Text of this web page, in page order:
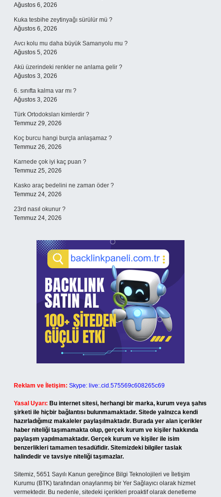
Ağustos 6, 2026
Kuka tesbihe zeytinyağı sürülür mü ?
Ağustos 6, 2026
Avcı kolu mu daha büyük Samanyolu mu ?
Ağustos 5, 2026
Akü üzerindeki renkler ne anlama gelir ?
Ağustos 3, 2026
6. sınıfta kalma var mı ?
Ağustos 3, 2026
Türk Ortodoksları kimlerdir ?
Temmuz 29, 2026
Koç burcu hangi burçla anlaşamaz ?
Temmuz 26, 2026
Karnede çok iyi kaç puan ?
Temmuz 25, 2026
Kasko araç bedelini ne zaman öder ?
Temmuz 24, 2026
23rd nasıl okunur ?
Temmuz 24, 2026
Reklam ve İletişim: Skype: live:.cid.575569c608265c69
Yasal Uyarı: Bu internet sitesi, herhangi bir marka, kurum veya şahıs
şirketi ile hiçbir bağlantısı bulunmamaktadır. Sitede yalnızca kendi
hazırladığımız makaleler paylaşılmaktadır. Burada yer alan içerikler
haber niteliği taşımamakta olup, gerçek kurum ve kişiler hakkında
paylaşım yapılmamaktadır. Gerçek kurum ve kişiler ile isim
benzerlikleri tamamen tesadüfidir. Sitemizdeki bilgiler taslak
halindedir ve tavsiye niteliği taşımazlar.
Sitemiz, 5651 Sayılı Kanun gereğince Bilgi Teknolojileri ve İletişim
Kurumu (BTK) tarafından onaylanmış bir Yer Sağlayıcı olarak hizmet
vermektedir. Bu nedenle, sitedeki içerikleri proaktif olarak denetleme